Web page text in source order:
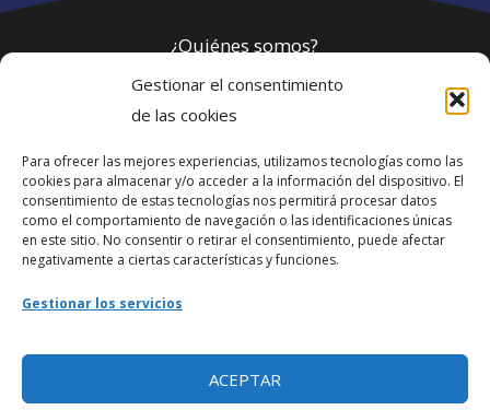
Gestionar el consentimiento
de las cookies
Para ofrecer las mejores experiencias, utilizamos tecnologías como las
cookies para almacenar y/o acceder a la información del dispositivo. El
consentimiento de estas tecnologías nos permitirá procesar datos
como el comportamiento de navegación o las identificaciones únicas
en este sitio. No consentir o retirar el consentimiento, puede afectar
negativamente a ciertas características y funciones.
Gestionar los servicios
ACEPTAR
¿Quiénes somos?
Política de privacidad
Webmaster
soporte@fotosdlahabana.com
Nuestro e-mail:
Ir al grupo de Facebook